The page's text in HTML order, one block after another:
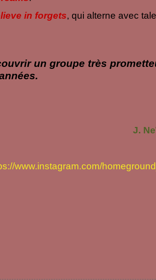
in forgets, qui alterne avec
un groupe très
J.
www.instagram.com/